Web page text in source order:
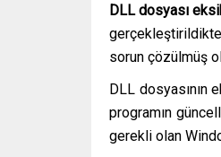
DLL dosyası
sorun çözülmüş
DLL dosyasının
programın
gerekli olan